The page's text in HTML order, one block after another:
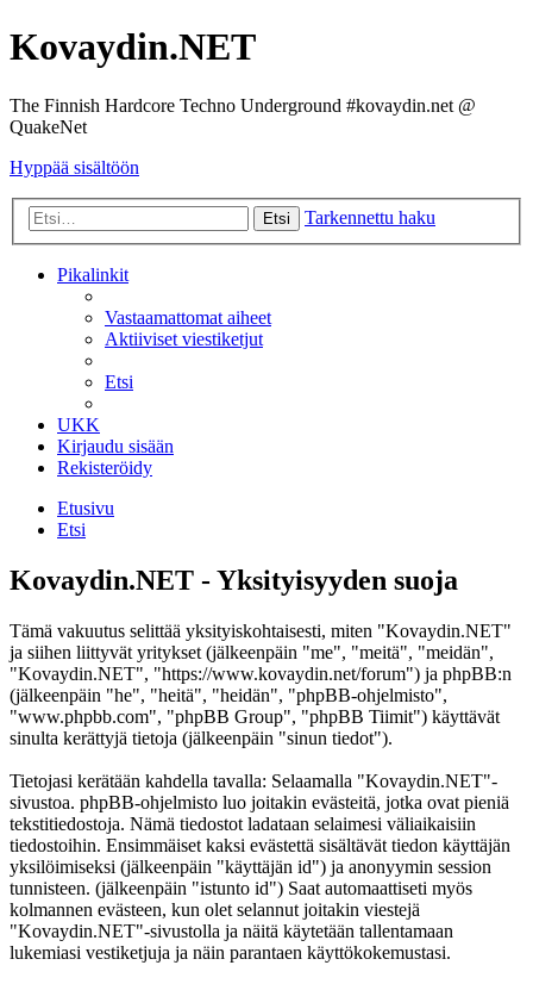
Kovaydin.NET
The Finnish Hardcore Techno Underground #kovaydin.net @
QuakeNet
Hyppää sisältöön
Etsi Tarkennettu haku
Pikalinkit
Vastaamattomat aiheet
Aktiiviset viestiketjut
Etsi
UKK
Kirjaudu sisään
Rekisteröidy
Etusivu
Etsi
Kovaydin.NET - Yksityisyyden suoja
Tämä vakuutus selittää yksityiskohtaisesti, miten "Kovaydin.NET"
ja siihen liittyvät yritykset (jälkeenpäin "me", "meitä", "meidän",
"Kovaydin.NET", "https://www.kovaydin.net/forum") ja phpBB:n
(jälkeenpäin "he", "heitä", "heidän", "phpBB-ohjelmisto",
"www.phpbb.com", "phpBB Group", "phpBB Tiimit") käyttävät
sinulta kerättyjä tietoja (jälkeenpäin "sinun tiedot").
Tietojasi kerätään kahdella tavalla: Selaamalla "Kovaydin.NET"-
sivustoa. phpBB-ohjelmisto luo joitakin evästeitä, jotka ovat pieniä
tekstitiedostoja. Nämä tiedostot ladataan selaimesi väliaikaisiin
tiedostoihin. Ensimmäiset kaksi evästettä sisältävät tiedon käyttäjän
yksilöimiseksi (jälkeenpäin "käyttäjän id") ja anonyymin session
tunnisteen. (jälkeenpäin "istunto id") Saat automaattiseti myös
kolmannen evästeen, kun olet selannut joitakin viestejä
"Kovaydin.NET"-sivustolla ja näitä käytetään tallentamaan
lukemiasi vestiketjuja ja näin parantaen käyttökokemustasi.